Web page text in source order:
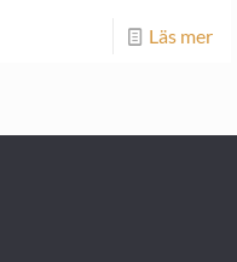
Läs mer